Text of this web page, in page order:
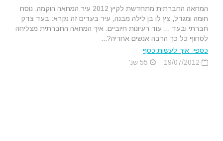
המחאה החברתית מתחדשת לקיץ 2012 עיר המחאה הוקמה, נוסח
חומה ומגדל, צץ לו בן לילה מבנה, עיר בעדים זה נקרא: בעד צדק
חברתי ובעד ... עוד רעיונות חיוביים. איך המחאה החברתית מצליחה
לסחוף כל כך הרבה אנשים אחריה?...
כספי- איך לעשות כסף